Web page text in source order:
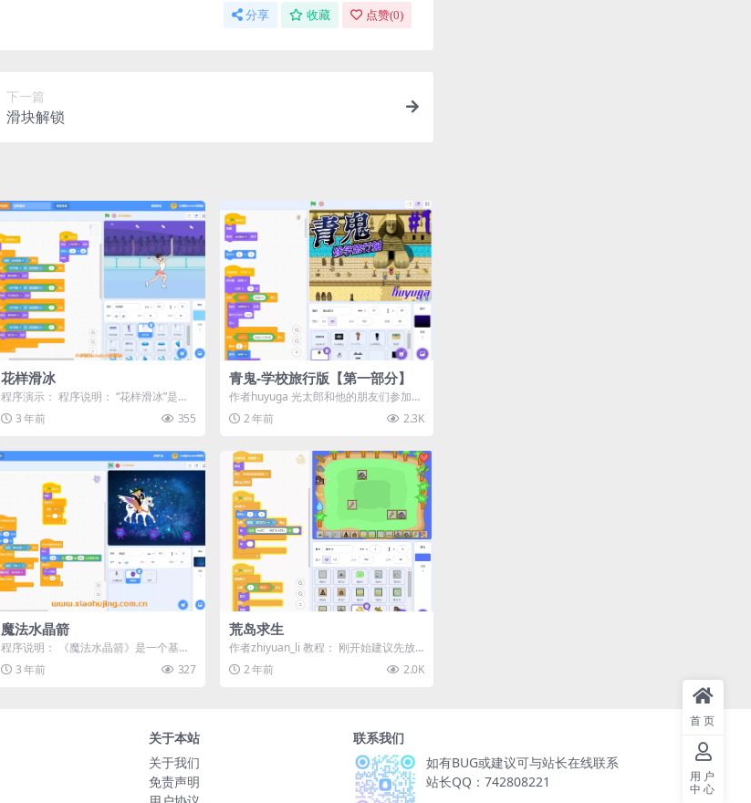
分享 收藏 点赞(0)
下一篇
滑块解锁
花样滑冰
程序演示： 程序说明： “花样滑冰”是一
个基于Scratch编程平台的动画程序，...
3 年前 355
青鬼-学校旅行版【第一部分】
作者huyuga 光太郎和他的朋友们参加学
校旅行来到埃及。这是一个很棒的观光
日，...2 年前 2.3K
魔法水晶箭
程序说明： 《魔法水晶箭》是一个基于S
cratch平台开发的入门级小游戏。在这
个...3 年前 327
荒岛求生
作者zhiyuan_li 教程： 刚开始建议先放
置两个捕兽陷阱和两个小型海水净化...
2 年前 2.0K
关于本站
关于我们
免责声明
联系我们
如有BUG或建议可与站长在线联系
站长QQ：742808221
首页
用户
中心